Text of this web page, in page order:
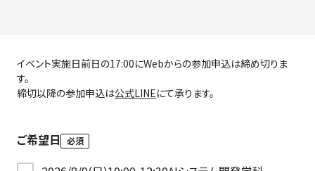
イベント実施日前日の17:00にWebからの参加申込は締め切りま
す。
締切以降の参加申込は公式LINEにて承ります。
ご希望日 必須